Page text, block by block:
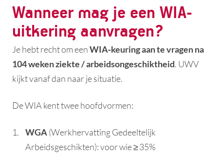
Wanneer mag je een WIA-
uitkering aanvragen?
Je hebt recht om eenWIA‑keuring aan te vragen na
104 weken ziekte / arbeidsongeschiktheid. UWV
kijkt vanaf dan naar je situatie.
De WIA kent twee hoofdvormen:
WGA​(Werkhervatting Gedeeltelijk
Arbeidsgeschikten): voor wie ≥ 35%